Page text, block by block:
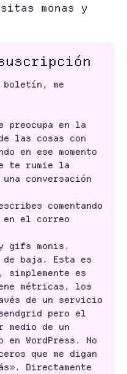
monas y
me
preocupa en la
las cosas con
en ese momento
te rumie la
conversación
comentando
en el correo
gifs monis.
baja. Esta es
es
métricas, los
de un servicio
pero el
medio de un
WordPress. No
que me digan
Directamente